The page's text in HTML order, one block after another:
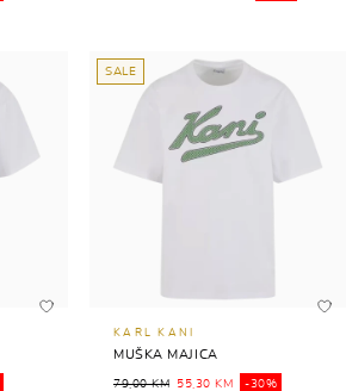
SALE
KARL KANI
MUŠKA MAJICA
79,00 KM 55,30 KM -30%